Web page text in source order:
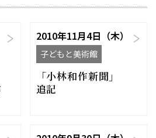
2010年11月4日（木）
子どもと美術館
「小林和作新聞」
追記